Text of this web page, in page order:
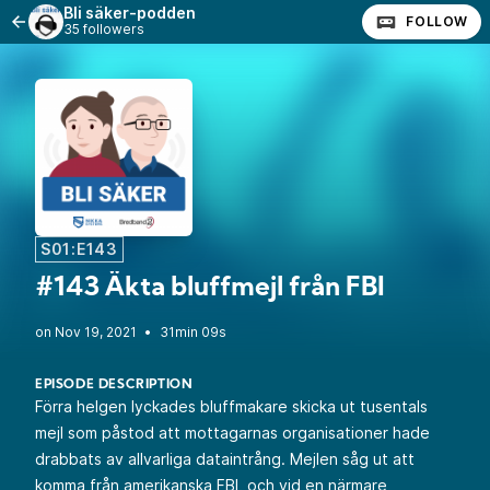
Bli säker-podden
35 followers FOLLOW
S01:E143
#143 Äkta bluffmejl från FBI
• 31min 09s
EPISODE DESCRIPTION
Förra helgen lyckades bluffmakare skicka ut tusentals
mejl som påstod att mottagarnas organisationer hade
drabbats av allvarliga dataintrång. Mejlen såg ut att
komma från amerikanska FBI, och vid en närmare